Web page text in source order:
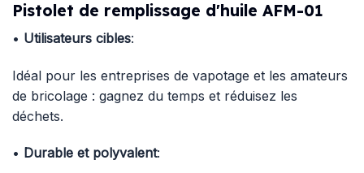
Pistolet de remplissage d'huile AFM-01
• Utilisateurs cibles:
Idéal pour les entreprises de vapotage et les amateurs
de bricolage : gagnez du temps et réduisez les
déchets.
• Durable et polyvalent: